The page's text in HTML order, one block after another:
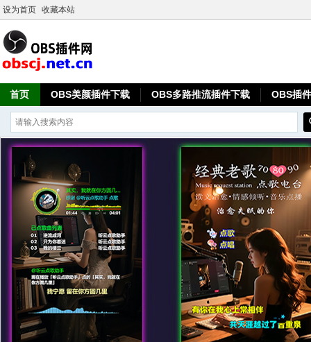
设为首页 收藏本站
首页 OBS美颜插件下载 OBS多路推流插件下载 OBS插